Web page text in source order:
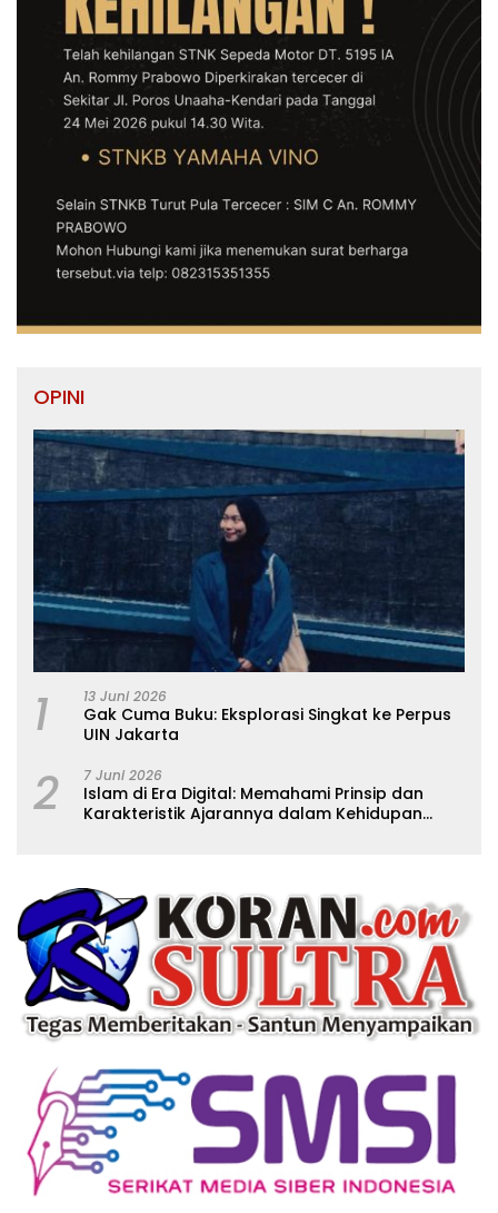
OPINI
1 13 Juni 2026
Gak Cuma Buku: Eksplorasi Singkat ke Perpus
UIN Jakarta
2 7 Juni 2026
Islam di Era Digital: Memahami Prinsip dan
Karakteristik Ajarannya dalam Kehidupan